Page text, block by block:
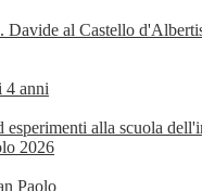
Davide al Castello
4 anni
alla scuola
2026
Paolo